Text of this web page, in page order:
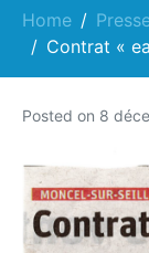
Home
Contrat «
Posted on 8